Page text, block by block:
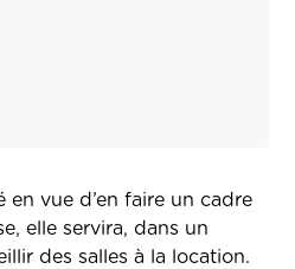
en vue d’en faire un cadre
elle servira, dans un
des salles à la location.